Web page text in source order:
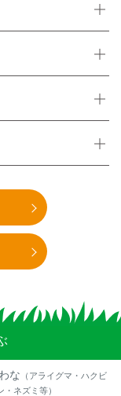
な （アライグマ・ハクビ
・ネズミ等）